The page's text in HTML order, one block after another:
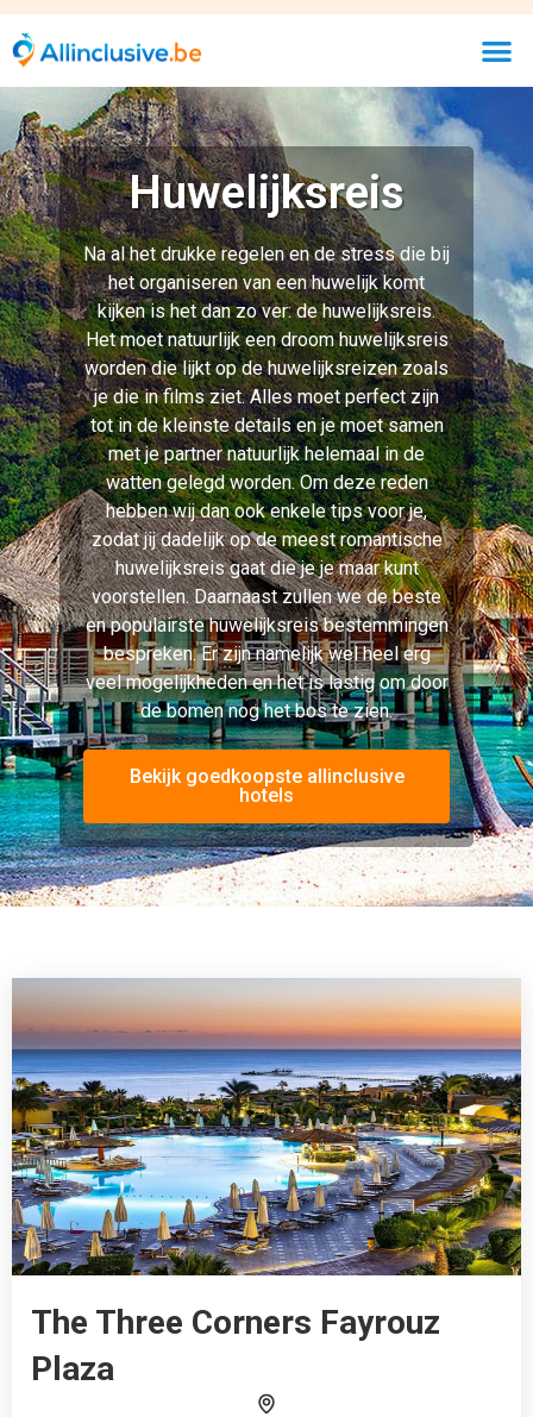
Huwelijksreis
Na al het drukke regelen en de stress die bij
het organiseren van een huwelijk komt
kijken is het dan zo ver: de huwelijksreis.
Het moet natuurlijk een droom huwelijksreis
worden die lijkt op de huwelijksreizen zoals
je die in films ziet. Alles moet perfect zijn
tot in de kleinste details en je moet samen
met je partner natuurlijk helemaal in de
watten gelegd worden. Om deze reden
hebben wij dan ook enkele tips voor je,
zodat jij dadelijk op de meest romantische
huwelijksreis gaat die je je maar kunt
voorstellen. Daarnaast zullen we de beste
en populairste huwelijksreis bestemmingen
bespreken. Er zijn namelijk wel heel erg
veel mogelijkheden en het is lastig om door
de bomen nog het bos te zien.
Bekijk goedkoopste allinclusive
hotels
The Three Corners Fayrouz
Plaza